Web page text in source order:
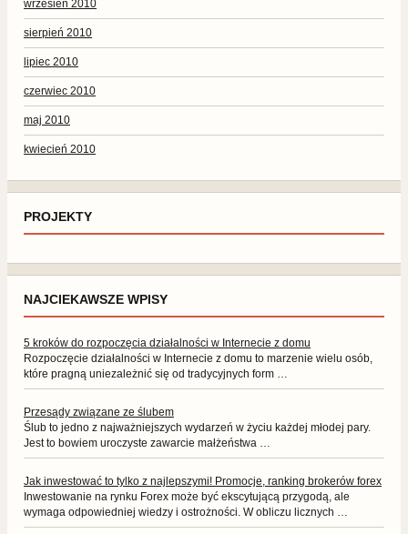
wrzesień 2010
sierpień 2010
lipiec 2010
czerwiec 2010
maj 2010
kwiecień 2010
PROJEKTY
NAJCIEKAWSZE WPISY
5 kroków do rozpoczęcia działalności w Internecie z domu
Rozpoczęcie działalności w Internecie z domu to marzenie wielu osób,
które pragną uniezależnić się od tradycyjnych form …
Przesądy związane ze ślubem
Ślub to jedno z najważniejszych wydarzeń w życiu każdej młodej pary.
Jest to bowiem uroczyste zawarcie małżeństwa …
Jak inwestować to tylko z najlepszymi! Promocje, ranking brokerów forex
Inwestowanie na rynku Forex może być ekscytującą przygodą, ale
wymaga odpowiedniej wiedzy i ostrożności. W obliczu licznych …